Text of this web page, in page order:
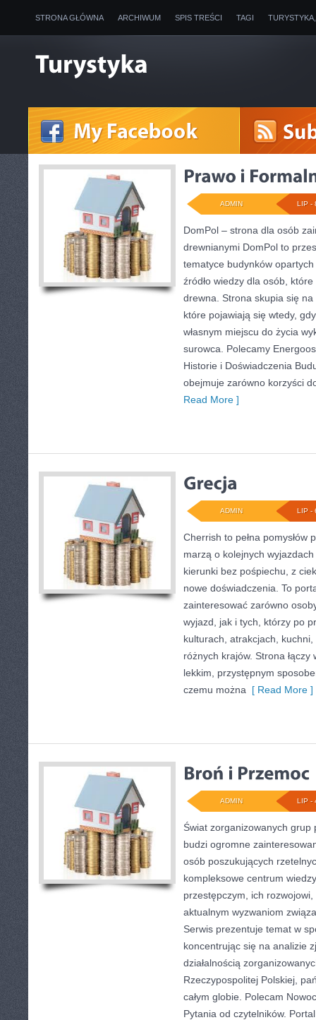
STRONA GŁÓWNA ARCHIWUM SPIS TREŚCI TAGI
LIP -
ADMIN
DomPol – strona dla osób
drewnianymi DomPol to
tematyce budynków
źródło wiedzy dla osób,
drewna. Strona skupia się
które pojawiają się wtedy,
własnym miejscu do życia
surowca. Polecamy
Historie i Doświadczenia
obejmuje zarówno korzyści
Read More ]
LIP -
ADMIN
Cherrish to pełna pomysłów
marzą o kolejnych
kierunki bez pośpiechu, z
nowe doświadczenia. To
zainteresować zarówno
wyjazd, jak i tych, którzy po
kulturach, atrakcjach,
różnych krajów. Strona
lekkim, przystępnym
czemu można [ Read More ]
LIP -
ADMIN
Świat zorganizowanych grup
budzi ogromne
osób poszukujących
kompleksowe centrum
przestępczym, ich
aktualnym wyzwaniom
Serwis prezentuje temat w
koncentrując się na analizie
działalnością
Rzeczypospolitej Polskiej,
całym globie. Polecam
Pytania od czytelników. Portal